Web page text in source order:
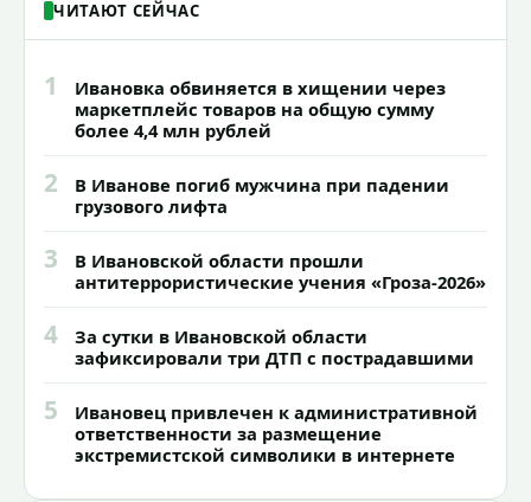
ЧИТАЮТ СЕЙЧАС
1
Ивановка обвиняется в хищении через
маркетплейс товаров на общую сумму
более 4,4 млн рублей
2
В Иванове погиб мужчина при падении
грузового лифта
3
В Ивановской области прошли
антитеррористические учения «Гроза-2026»
4
За сутки в Ивановской области
зафиксировали три ДТП с пострадавшими
5
Ивановец привлечен к административной
ответственности за размещение
экстремистской символики в интернете